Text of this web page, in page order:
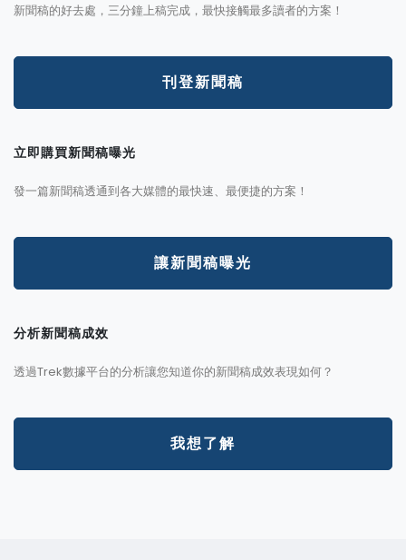
新聞稿的好去處，三分鐘上稿完成，最快接觸最多讀者的方案！
刊登新聞稿
立即購買新聞稿曝光
發一篇新聞稿透通到各大媒體的最快速、最便捷的方案！
讓新聞稿曝光
分析新聞稿成效
透過Trek數據平台的分析讓您知道你的新聞稿成效表現如何？
我想了解